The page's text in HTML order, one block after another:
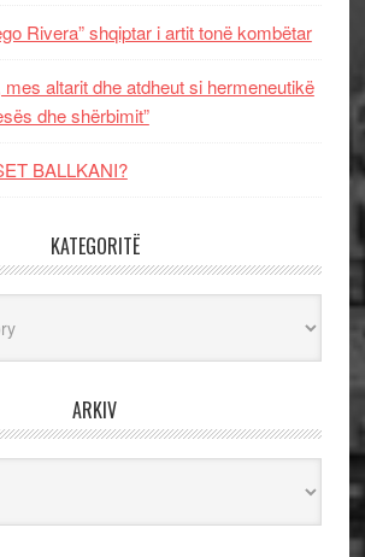
Rivera” shqiptar i artit tonë kombëtar
mes altarit dhe atdheut si hermeneutikë
dhe shërbimit”
BALLKANI?
KATEGORITË
ARKIV